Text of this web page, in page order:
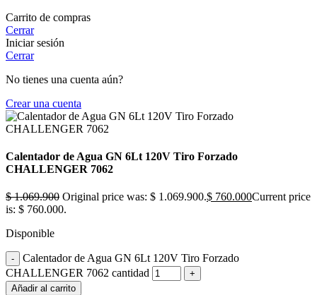
Carrito de compras
Cerrar
Iniciar sesión
Cerrar
No tienes una cuenta aún?
Crear una cuenta
Calentador de Agua GN 6Lt 120V Tiro Forzado
CHALLENGER 7062
$1.069.900 Original price was: $ 1.069.900.$ 760.000Current price
is: $ 760.000.
Disponible
Calentador de Agua GN 6Lt 120V Tiro Forzado
CHALLENGER 7062 cantidad
Añadir al carrito